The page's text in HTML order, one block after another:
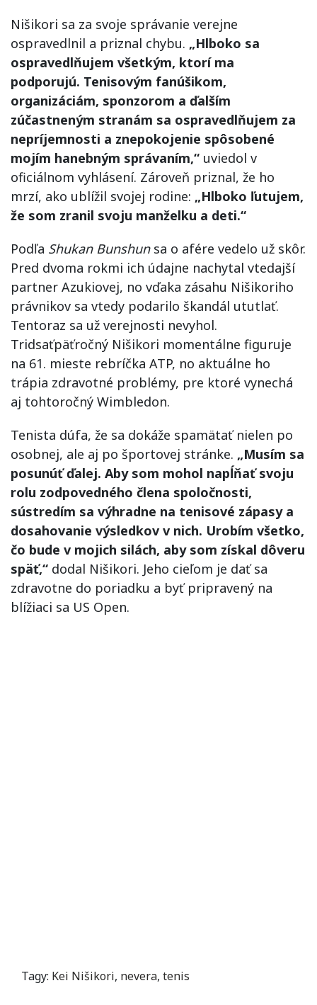
Nišikori sa za svoje správanie verejne
ospravedlnil a priznal chybu. „Hlboko sa
ospravedlňujem všetkým, ktorí ma
podporujú. Tenisovým fanúšikom,
organizáciám, sponzorom a ďalším
zúčastneným stranám sa ospravedlňujem za
nepríjemnosti a znepokojenie spôsobené
mojím hanebným správaním,“ uviedol v
oficiálnom vyhlásení. Zároveň priznal, že ho
mrzí, ako ublížil svojej rodine: „Hlboko ľutujem,
že som zranil svoju manželku a deti.“
Podľa Shukan Bunshunsa o afére vedelo už skôr.
Pred dvoma rokmi ich údajne nachytal vtedajší
partner Azukiovej, no vďaka zásahu Nišikoriho
právnikov sa vtedy podarilo škandál ututlať.
Tentoraz sa už verejnosti nevyhol.
Tridsaťpäťročný Nišikori momentálne figuruje
na 61. mieste rebríčka ATP, no aktuálne ho
trápia zdravotné problémy, pre ktoré vynechá
aj tohtoročný Wimbledon.
Tenista dúfa, že sa dokáže spamätať nielen po
osobnej, ale aj po športovej stránke. „Musím sa
posunúť ďalej. Aby som mohol napĺňať svoju
rolu zodpovedného člena spoločnosti,
sústredím sa výhradne na tenisové zápasy a
dosahovanie výsledkov v nich. Urobím všetko,
čo bude v mojich silách, aby som získal dôveru
späť,“ dodal Nišikori. Jeho cieľom je dať sa
zdravotne do poriadku a byť pripravený na
blížiaci sa US Open.
Tagy: Kei Nišikori, nevera, tenis